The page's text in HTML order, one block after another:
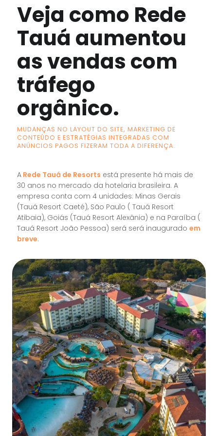
Veja como Rede
Tauá aumentou
as vendas com
tráfego
orgânico.
MUDANÇAS NO LAYOUT DO SITE, MARKETING DE
CONTEÚDO E ESTRATÉGIAS INTEGRADAS COM
ANÚNCIOS PAGOS FIZERAM TODA A DIFERENÇA.
A Rede Tauá de Resorts está presente há mais de
30 anos no mercado da hotelaria brasileira. A
empresa conta com 4 unidades: Minas Gerais
(Tauá Resort Caeté), São Paulo ( Tauá Resort
Atibaia), Goiás (Tauá Resort Alexânia) e na Paraíba (
Tauá Resort João Pessoa) será será inaugurado em
breve.